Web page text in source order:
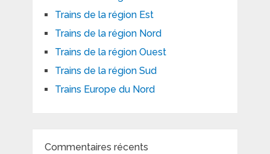
Trains de la région Est
Trains de la région Nord
Trains de la région Ouest
Trains de la région Sud
Trains Europe du Nord
Commentaires récents